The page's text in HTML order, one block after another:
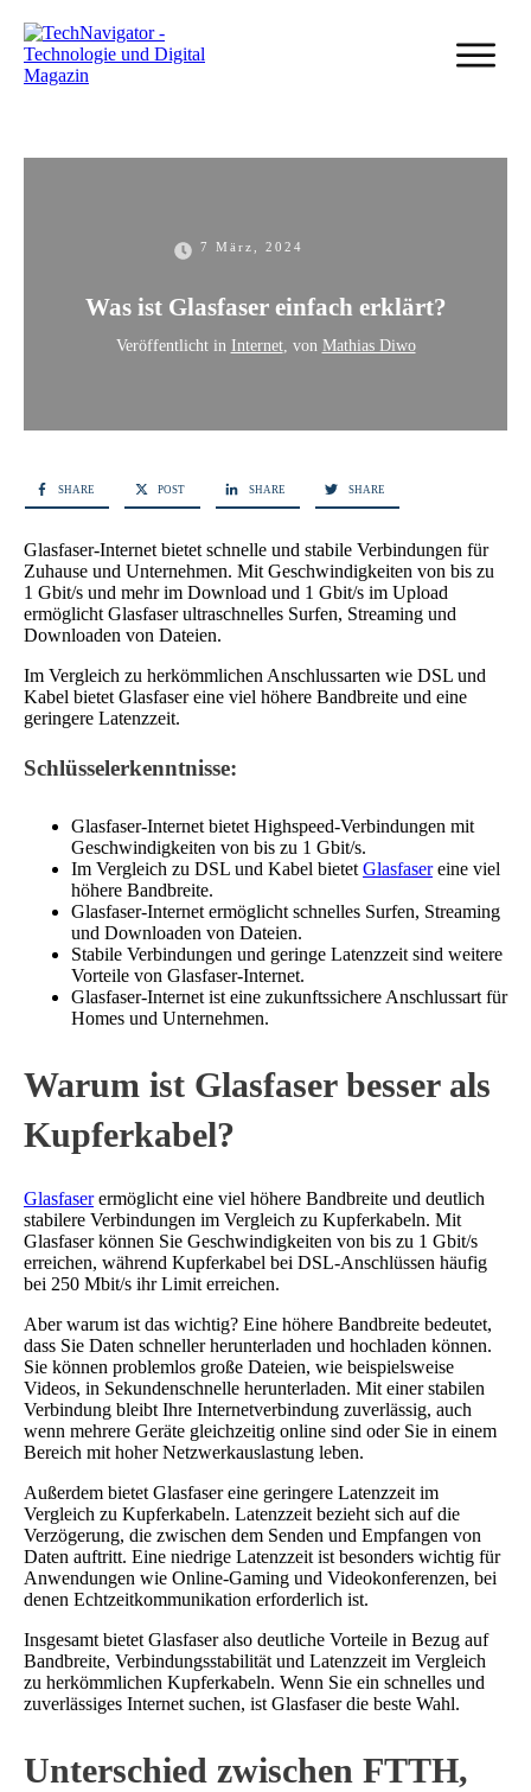
7 März, 2024
Was ist Glasfaser einfach erklärt?
Veröffentlicht in Internet, von Mathias Diwo
SHARE POST SHARE SHARE
Glasfaser-Internet bietet schnelle und stabile Verbindungen für
Zuhause und Unternehmen. Mit Geschwindigkeiten von bis zu
1 Gbit/s und mehr im Download und 1 Gbit/s im Upload
ermöglicht Glasfaser ultraschnelles Surfen, Streaming und
Downloaden von Dateien.
Im Vergleich zu herkömmlichen Anschlussarten wie DSL und
Kabel bietet Glasfaser eine viel höhere Bandbreite und eine
geringere Latenzzeit.
Schlüsselerkenntnisse:
Glasfaser-Internet bietet Highspeed-Verbindungen mit
Geschwindigkeiten von bis zu 1 Gbit/s.
Im Vergleich zu DSL und Kabel bietet Glasfasereine viel
höhere Bandbreite.
Glasfaser-Internet ermöglicht schnelles Surfen, Streaming
und Downloaden von Dateien.
Stabile Verbindungen und geringe Latenzzeit sind weitere
Vorteile von Glasfaser-Internet.
Glasfaser-Internet ist eine zukunftssichere Anschlussart für
Homes und Unternehmen.
Warum ist Glasfaser besser als
Kupferkabel?
Glasfaserermöglicht eine viel höhere Bandbreite und deutlich
stabilere Verbindungen im Vergleich zu Kupferkabeln. Mit
Glasfaser können Sie Geschwindigkeiten von bis zu 1 Gbit/s
erreichen, während Kupferkabel bei DSL-Anschlüssen häufig
bei 250 Mbit/s ihr Limit erreichen.
Aber warum ist das wichtig? Eine höhere Bandbreite bedeutet,
dass Sie Daten schneller herunterladen und hochladen können.
Sie können problemlos große Dateien, wie beispielsweise
Videos, in Sekundenschnelle herunterladen. Mit einer stabilen
Verbindung bleibt Ihre Internetverbindung zuverlässig, auch
wenn mehrere Geräte gleichzeitig online sind oder Sie in einem
Bereich mit hoher Netzwerkauslastung leben.
Außerdem bietet Glasfaser eine geringere Latenzzeit im
Vergleich zu Kupferkabeln. Latenzzeit bezieht sich auf die
Verzögerung, die zwischen dem Senden und Empfangen von
Daten auftritt. Eine niedrige Latenzzeit ist besonders wichtig für
Anwendungen wie Online-Gaming und Videokonferenzen, bei
denen Echtzeitkommunikation erforderlich ist.
Insgesamt bietet Glasfaser also deutliche Vorteile in Bezug auf
Bandbreite, Verbindungsstabilität und Latenzzeit im Vergleich
zu herkömmlichen Kupferkabeln. Wenn Sie ein schnelles und
zuverlässiges Internet suchen, ist Glasfaser die beste Wahl.
Unterschied zwischen FTTH,